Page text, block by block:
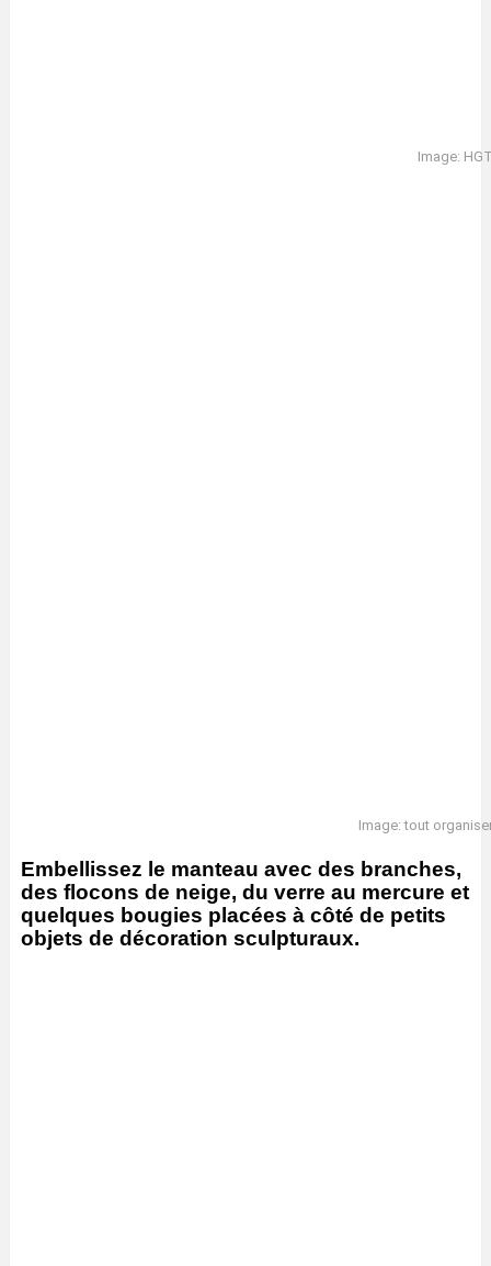
Image:
Image: tout
Embellissez le manteau avec des branches,
des flocons de neige, du verre au mercure et
quelques bougies placées à côté de petits
objets de décoration sculpturaux.